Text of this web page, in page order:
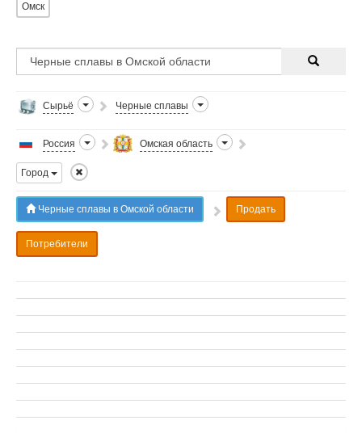
Омск
Сырьё Черные сплавы
Россия Омская область
Город
Черные сплавы в Омской области Продать
Потребители